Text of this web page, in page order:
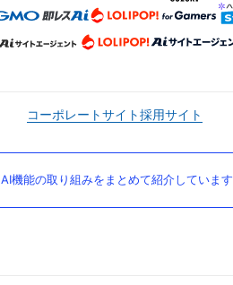
コーポレートサイト採用サイト
機能の取り組みをまとめて紹介しています